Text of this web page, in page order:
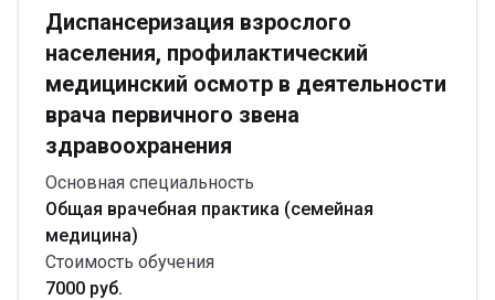
Диспансеризация взрослого
населения, профилактический
медицинский осмотр в деятельности
врача первичного звена
здравоохранения
Основная специальность
Общая врачебная практика (семейная
медицина)
Стоимость обучения
7000 руб.